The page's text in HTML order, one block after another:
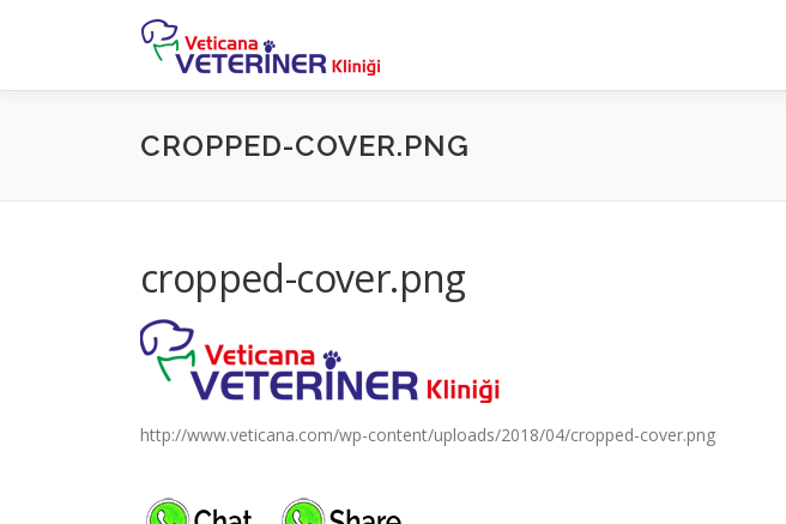
CROPPED-COVER.PNG
cropped-cover.png
http://www.veticana.com/wp-content/uploads/2018/04/cropped-cover.png